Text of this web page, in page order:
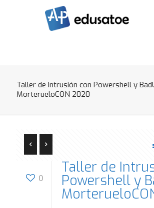
Taller de Intrusión con Powershell y
MorterueloCON 2020
0
Taller de
Powershell y